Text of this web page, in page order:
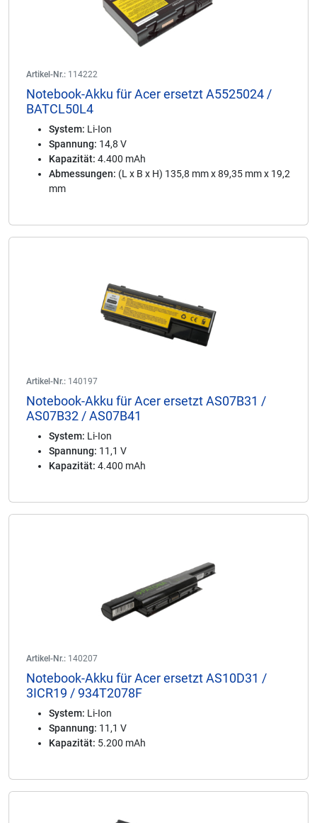
Artikel-Nr.: 114222
Notebook-Akku für Acer ersetzt A5525024 /
BATCL50L4
System: Li-Ion
Spannung: 14,8 V
Kapazität: 4.400 mAh
Abmessungen: (L x B x H) 135,8 mm x 89,35 mm x 19,2
mm
Artikel-Nr.: 140197
Notebook-Akku für Acer ersetzt AS07B31 /
AS07B32 / AS07B41
System: Li-Ion
Spannung: 11,1 V
Kapazität: 4.400 mAh
Artikel-Nr.: 140207
Notebook-Akku für Acer ersetzt AS10D31 /
3ICR19 / 934T2078F
System: Li-Ion
Spannung: 11,1 V
Kapazität: 5.200 mAh